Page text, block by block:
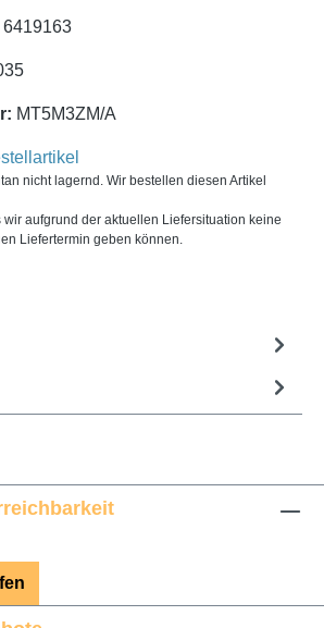
6419163
MT5M3ZM/A
nicht lagernd. Wir bestellen diesen Artikel
wir aufgrund der aktuellen Liefersituation keine
Liefertermin geben können.